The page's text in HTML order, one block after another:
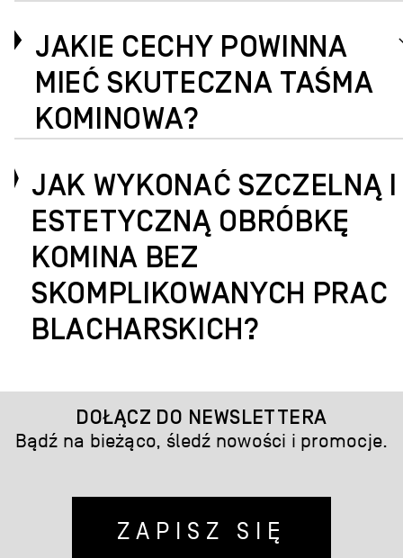
JAKIE CECHY POWINNA
MIEĆ SKUTECZNA TAŚMA
KOMINOWA?
JAK WYKONAĆ SZCZELNĄ I
ESTETYCZNĄ OBRÓBKĘ
KOMINA BEZ
SKOMPLIKOWANYCH PRAC
BLACHARSKICH?
DOŁĄCZ DO NEWSLETTERA
Bądź na bieżąco, śledź nowości i promocje.
ZAPISZ SIĘ